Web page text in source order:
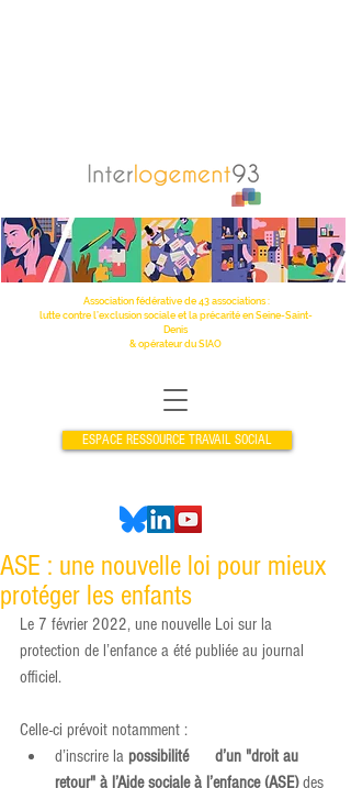
Association fédérative de 43 associations :
lutte contre l’exclusion sociale et la précarité en Seine-Saint-
Denis
& opérateur du SIAO
ESPACE RESSOURCE TRAVAIL SOCIAL
ASE : une nouvelle loi pour mieux
protéger les enfants
Le 7 février 2022, une nouvelle Loi sur la
protection de l’enfance a été publiée au journal
officiel.
Celle-ci prévoit notamment :
d’inscrire la possibilité      d’un "droit au
retour" à l’Aide sociale à l’enfance (ASE) des